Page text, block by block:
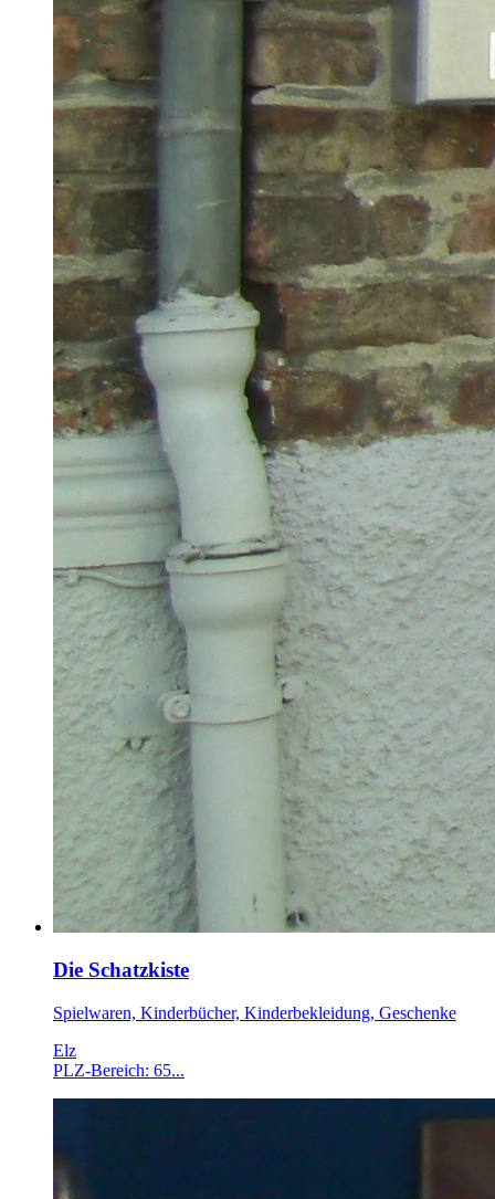
Die Schatzkiste
Spielwaren, Kinderbücher, Kinderbekleidung, Geschenke
Elz
PLZ-Bereich: 65...